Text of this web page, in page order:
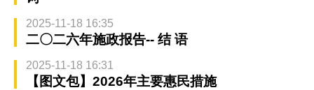
2025-11-18 16:35
二〇二六年施政报告-- 结 语
2025-11-18 16:31
【图文包】2026年主要惠民措施